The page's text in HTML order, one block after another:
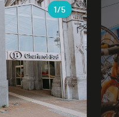
1/5